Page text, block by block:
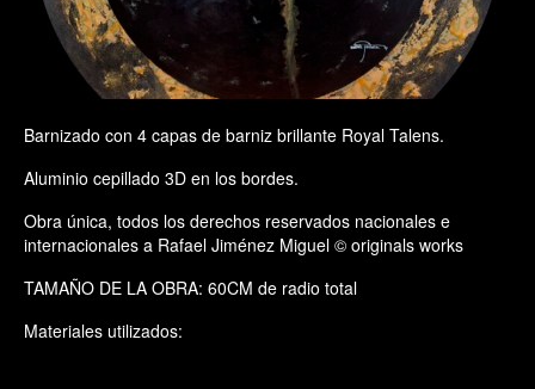
Barnizado con 4 capas de barniz brillante Royal Talens.
Aluminio cepillado 3D en los bordes.
Obra única, todos los derechos reservados nacionales e
internacionales a Rafael Jiménez Miguel © originals works
TAMAÑO DE LA OBRA: 60CM de radio total
Materiales utilizados: